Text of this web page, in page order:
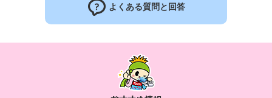
よくある質問と回答